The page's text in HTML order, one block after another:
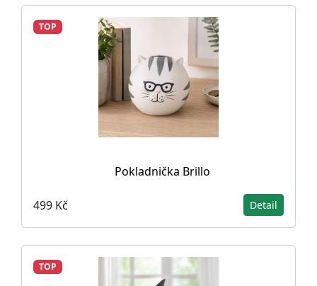
TOP
Pokladnička Brillo
499 Kč Detail
TOP